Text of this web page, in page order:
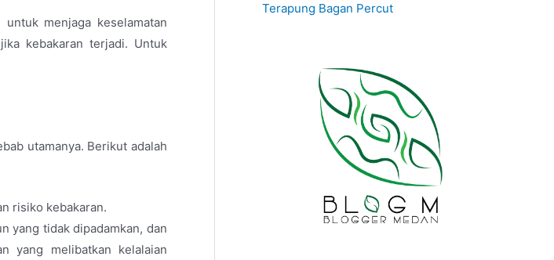
menjaga keselamatan
kebakaran terjadi. Untuk
utamanya. Berikut adalah
risiko kebakaran.
yang tidak dipadamkan, dan
yang melibatkan kelalaian
Terapung Bagan Percut